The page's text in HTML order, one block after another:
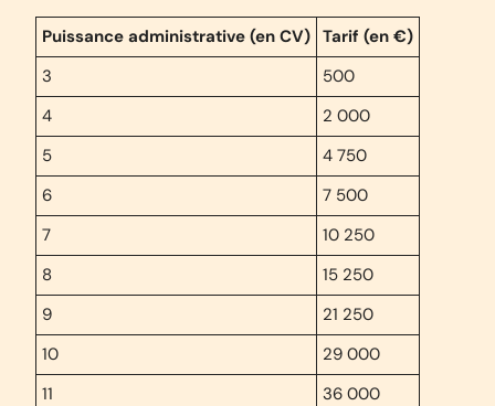
Puissance administrative (en CV) Tarif (en €)
3
500
4
2 000
5
4 750
6
7 500
7
10 250
8
15 250
9
21 250
10
29 000
11
36 000